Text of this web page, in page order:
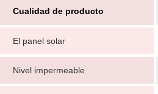
Cualidad de producto
El panel solar
Nivel impermeable